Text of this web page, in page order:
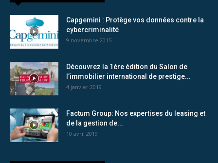
Capgemini : Protège vos données contre la
cybercriminalité
9 novembre 2015
Découvrez la 1ère édition du Salon de
l’immobilier international de prestige...
4 janvier 2019
Factum Group: Nos expertises du leasing et
de la gestion de...
10 avril 2019